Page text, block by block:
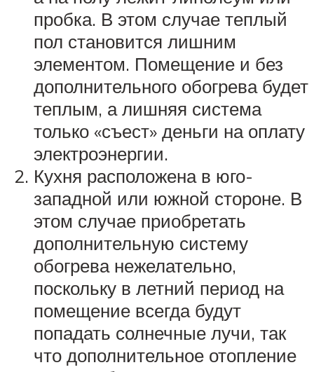
пробка. В этом случае теплый
пол становится лишним
элементом. Помещение и без
дополнительного обогрева будет
теплым, а лишняя система
только «съест» деньги на оплату
электроэнергии.
Кухня расположена в юго-
западной или южной стороне. В
этом случае приобретать
дополнительную систему
обогрева нежелательно,
поскольку в летний период на
помещение всегда будут
попадать солнечные лучи, так
что дополнительное отопление